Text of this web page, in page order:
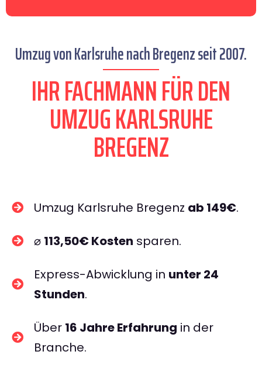
Umzug von Karlsruhe nach Bregenz seit 2007.
IHR FACHMANN FÜR DEN
UMZUG KARLSRUHE
BREGENZ
Umzug Karlsruhe Bregenz ab 149€.
⌀ 113,50€ Kosten sparen.
Express-Abwicklung in unter 24
Stunden.
Über 16 Jahre Erfahrung in der
Branche.